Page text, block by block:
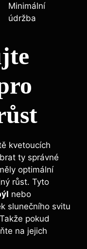
Minimální
údržba
kvetoucích
ty správné
optimální
růst. Tyto
nebo
slunečního svitu
pokud
na jejich